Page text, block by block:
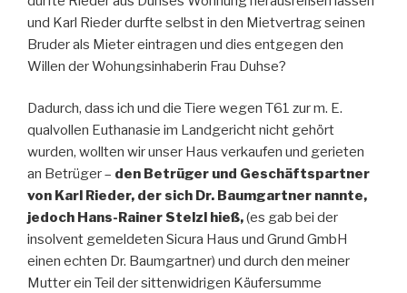
und Karl Rieder durfte selbst in den Mietvertrag seinen
Bruder als Mieter eintragen und dies entgegen den
Willen der Wohungsinhaberin Frau Duhse?
Dadurch, dass ich und die Tiere wegen T61 zur m. E.
qualvollen Euthanasie im Landgericht nicht gehört
wurden, wollten wir unser Haus verkaufen und gerieten
an Betrüger – den Betrüger und Geschäftspartner
von Karl Rieder, der sich Dr. Baumgartner nannte,
jedoch Hans-Rainer Stelzl hieß,(es gab bei der
insolvent gemeldeten Sicura Haus und Grund GmbH
einen echten Dr. Baumgartner) und durch den meiner
Mutter ein Teil der sittenwidrigen Käufersumme